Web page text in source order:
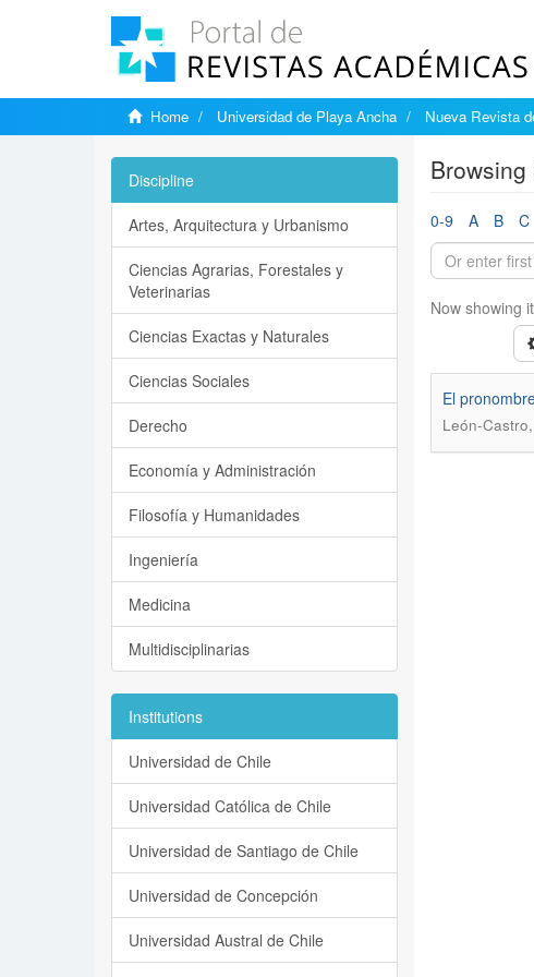
Home Universidad de Playa Ancha Nueva Revista
0-9 A B C
Now showing
El
León-
Discipline
Artes, Arquitectura y Urbanismo
Ciencias Agrarias, Forestales y
Veterinarias
Ciencias Exactas y Naturales
Ciencias Sociales
Derecho
Economía y Administración
Filosofía y Humanidades
Ingeniería
Medicina
Multidisciplinarias
Institutions
Universidad de Chile
Universidad Católica de Chile
Universidad de Santiago de Chile
Universidad de Concepción
Universidad Austral de Chile